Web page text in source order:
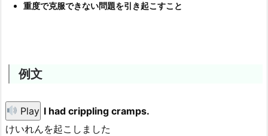
重度で克服できない問題を引き起こすこと
例文
Play I had crippling cramps.
けいれんを起こしました